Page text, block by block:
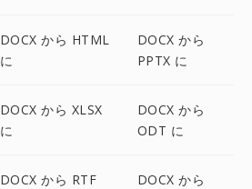
DOCX から HTML
に
DOCX から
PPTX に
DOCX から XLSX
に
DOCX から
ODT に
DOCX から RTF
DOCX から